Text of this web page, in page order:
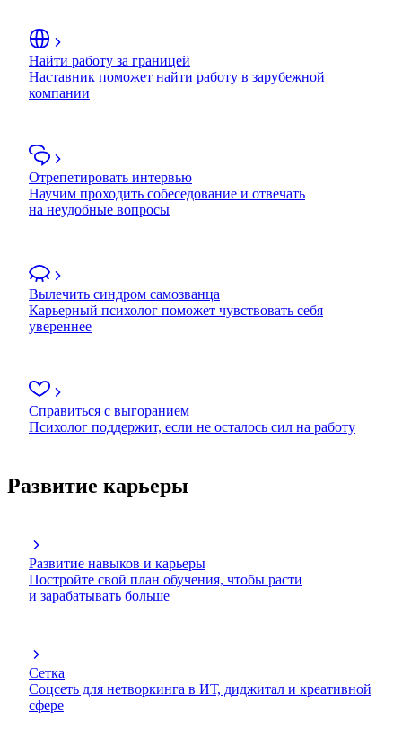
Найти работу за границей
Наставник поможет найти работу в зарубежной
компании
Отрепетировать интервью
Научим проходить собеседование и отвечать
на неудобные вопросы
Вылечить синдром самозванца
Карьерный психолог поможет чувствовать себя
увереннее
Справиться с выгоранием
Психолог поддержит, если не осталось сил на работу
Развитие карьеры
Развитие навыков и карьеры
Постройте свой план обучения, чтобы расти
и зарабатывать больше
Сетка
Соцсеть для нетворкинга в ИТ, диджитал и креативной
сфере